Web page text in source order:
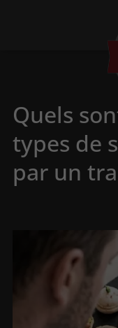
Quels
types de
par un